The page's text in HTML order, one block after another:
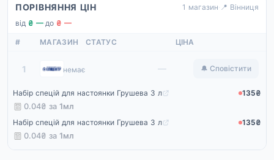
ПОРІВНЯННЯ ЦІН 1 магазин· 📍 Вінниця
від ₴ —·до ₴ —
# МАГАЗИН СТАТУС ЦІНА
1 Епіцентр
немає — 🔔 Сповістити
Набір спецій для настоянки Грушева 3 л
135₴
0.04₴ за 1мл
Набір спецій для настоянки Грушева 3 л
135₴
0.04₴ за 1мл